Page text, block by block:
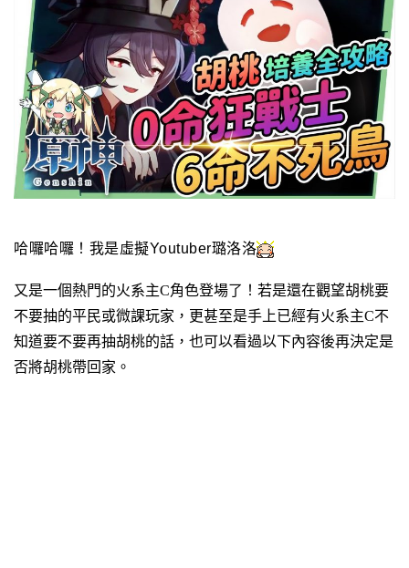
哈囉哈囉！我是虛擬Youtuber璐洛洛
又是一個熱門的火系主C角色登場了！若是還在觀望胡桃要
不要抽的平民或微課玩家，更甚至是手上已經有火系主C不
知道要不要再抽胡桃的話，也可以看過以下內容後再決定是
否將胡桃帶回家。